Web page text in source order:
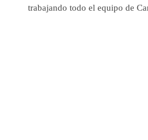
trabajando todo el equipo de